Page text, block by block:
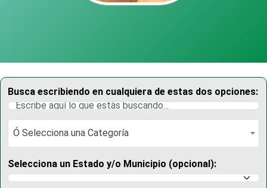
Busca escribiendo en cualquiera de estas dos opciones:
Ó Selecciona una Categoría
Ó Selecciona una Categoría
Selecciona un Estado y/o Municipio (opcional):
Selecciona un Estado